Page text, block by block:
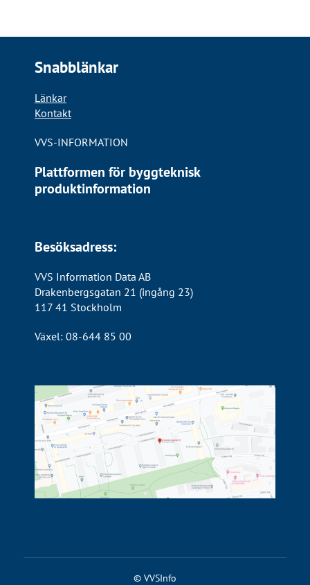
Snabblänkar
Länkar
Kontakt
VVS-INFORMATION
Plattformen för byggteknisk
produktinformation
Besöksadress:
VVS Information Data AB
Drakenbergsgatan 21 (ingång 23)
117 41 Stockholm
Växel: 08-644 85 00
© VVSInfo